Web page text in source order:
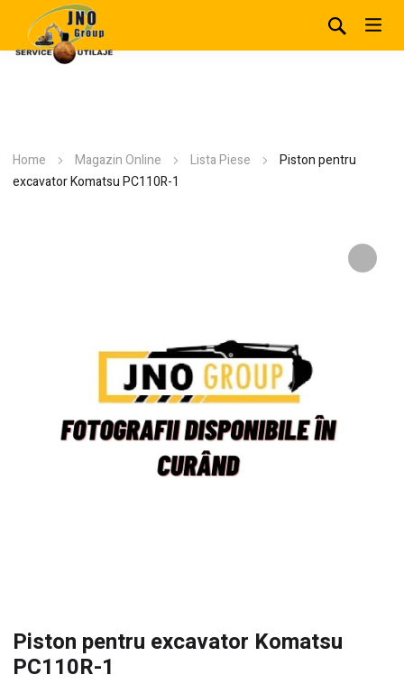
Home Magazin Online Lista Piese
Piston pentru
excavator Komatsu PC110R-1
Piston pentru excavator Komatsu
PC110R-1